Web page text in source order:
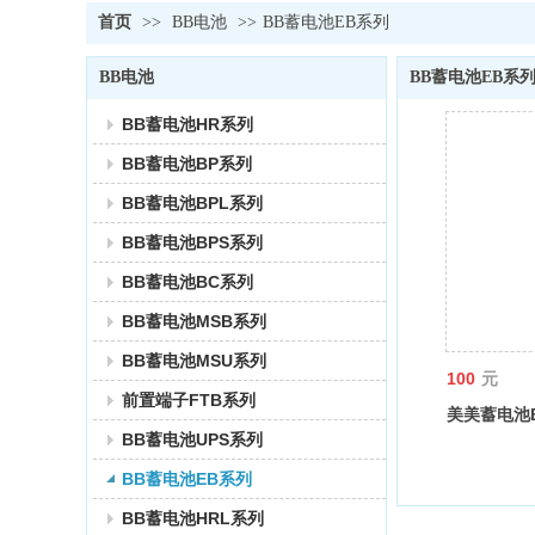
首页 >> BB电池 >> BB蓄电池EB系列
BB电池
BB蓄电池HR系列
BB蓄电池BP系列
BB蓄电池BPL系列
BB蓄电池BPS系列
BB蓄电池BC系列
BB蓄电池MSB系列
BB蓄电池MSU系列
前置端子FTB系列
BB蓄电池UPS系列
BB蓄电池EB系列
BB蓄电池HRL系列
BB蓄电池EB系列
100 元
美美蓄电池